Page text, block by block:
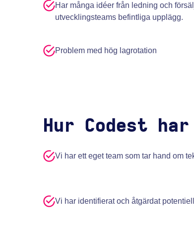
Har många idéer från ledning och
utvecklingsteams befintliga upplägg.
Problem med hög lagrotation
Hur Codest
Vi har ett eget team som tar hand om
Vi har identifierat och åtgärdat